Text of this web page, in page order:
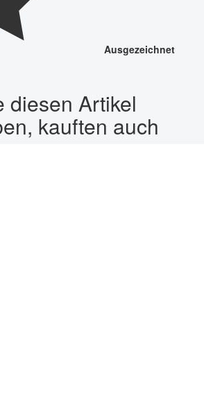
Ausgezeichnet
diesen Artikel
kauften auch